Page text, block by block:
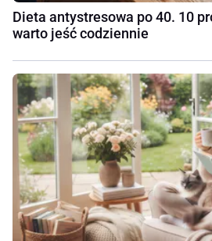
Dieta antystresowa po 40. 10
warto jeść codziennie